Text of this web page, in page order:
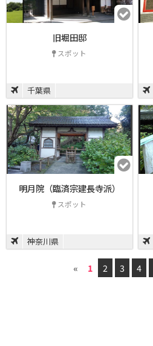
旧堀田邸
スポット
千葉県
明月院（臨済宗建長寺派）
スポット
神奈川県
« 1 2 3 4